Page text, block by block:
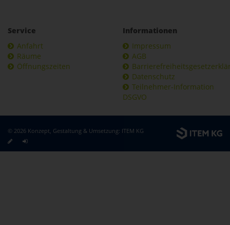
Service
Anfahrt
Räume
Öffnungszeiten
Informationen
Impressum
AGB
Datenschutz
Teilnehmer-Information
DSGVO
© 2026 Konzept, Gestaltung & Umsetzung: ITEM KG